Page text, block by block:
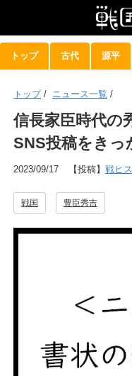
トップ 古代 源平
トップ / ニュース一覧 /
信長家臣時代
SNS投稿をきっ
2023/09/17 【投稿】 戦ヒ
戦国 豊臣秀吉